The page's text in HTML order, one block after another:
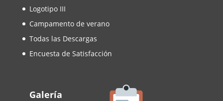
Logotipo III
Campamento de verano
Todas las Descargas
Encuesta de Satisfacción
Galería